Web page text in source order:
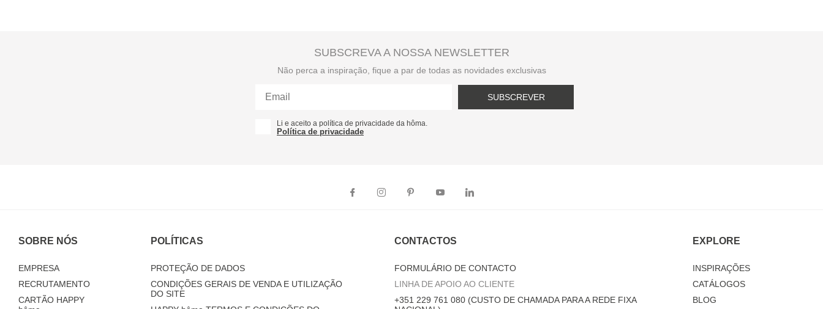
SUBSCREVA A NOSSA NEWSLETTER
Não perca a inspiração, fique a par de todas as novidades exclusivas
SUBSCREVER
Li e aceito a política de privacidade da hôma.
Política de privacidade
SOBRE NÓS
EMPRESA
RECRUTAMENTO
CARTÃO HAPPY
POLÍTICAS
PROTEÇÃO DE DADOS
CONDIÇÕES GERAIS DE VENDA E UTILIZAÇÃO
DO SITE
CONTACTOS
FORMULÁRIO DE CONTACTO
LINHA DE APOIO AO CLIENTE
+351 229 761 080 (CUSTO DE CHAMADA PARA A REDE FIXA
EXPLORE
INSPIRAÇÕES
CATÁLOGOS
BLOG